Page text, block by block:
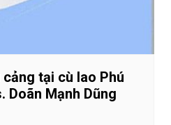
tại cù lao Phú
Doãn Mạnh Dũng